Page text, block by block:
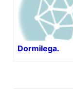
Dormilega.